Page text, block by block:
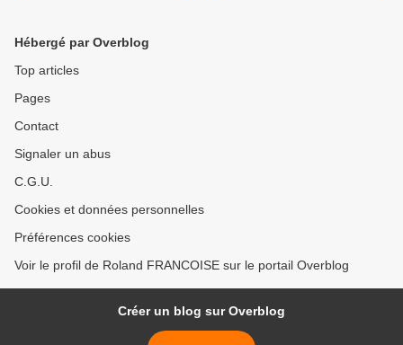
Hébergé par Overblog
Top articles
Pages
Contact
Signaler un abus
C.G.U.
Cookies et données personnelles
Préférences cookies
Voir le profil de Roland FRANCOISE sur le portail Overblog
Créer un blog sur Overblog